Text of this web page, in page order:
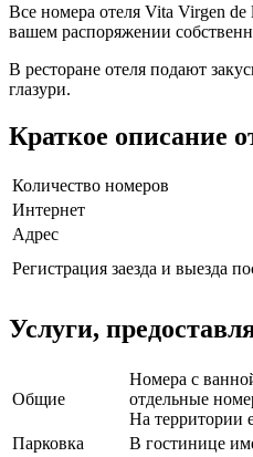
Все номера отеля Vita Virgen
вашем распоряжении
В ресторане отеля подают
глазури.
Краткое описание
Количество номеров
Интернет
Адрес
Регистрация заезда и выезда
Услуги,
Общие
Номера с
отдельные
На территории
Парковка
В гостинице